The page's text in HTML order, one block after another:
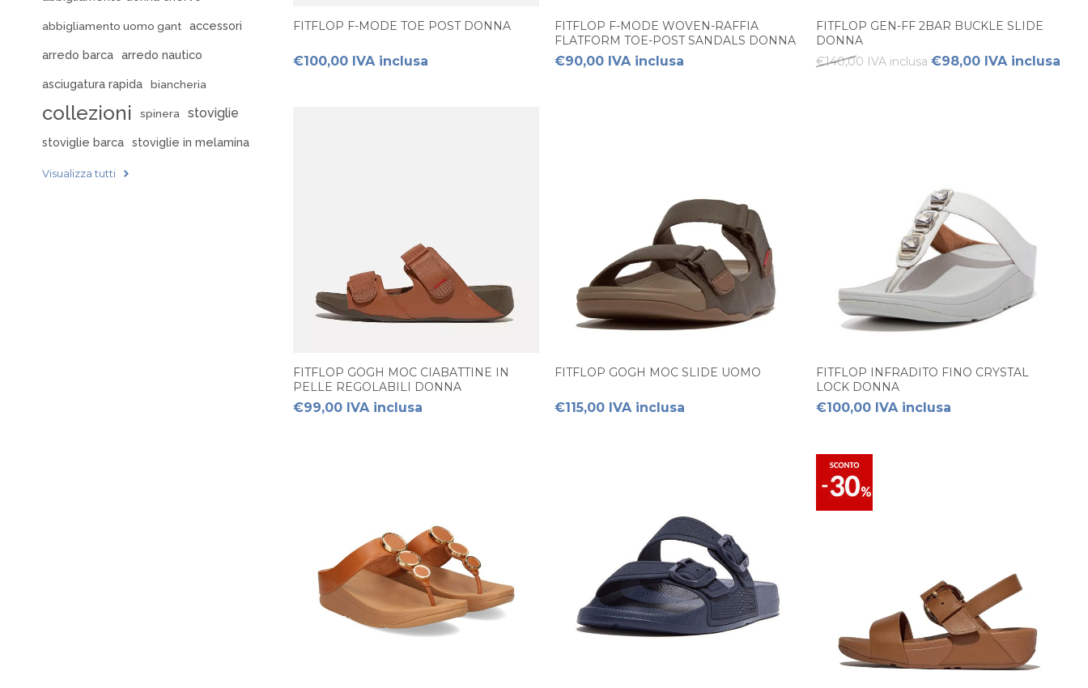
FITFLOP F-MODE TOE POST DONNA
€100,00 IVA inclusa
FITFLOP F-MODE WOVEN-RAFFIA
FLATFORM TOE-POST SANDALS DONNA
€90,00 IVA inclusa
FITFLOP GEN-FF 2BAR BUCKLE SLIDE
DONNA
€140,00 IVA inclusa €98,00 IVA inclusa
FITFLOP GOGH MOC CIABATTINE IN
PELLE REGOLABILI DONNA
€99,00 IVA inclusa
FITFLOP GOGH MOC SLIDE UOMO
€115,00 IVA inclusa
FITFLOP INFRADITO FINO CRYSTAL
LOCK DONNA
€100,00 IVA inclusa
abbigliamento uomo gant accessori
arredo barca arredo nautico
asciugatura rapida biancheria
collezioni spinera stoviglie
stoviglie barca stoviglie in melamina
Visualizza tutti